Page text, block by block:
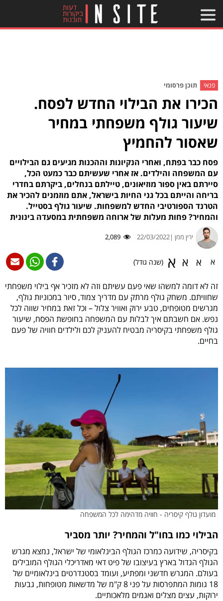
פנאי תוכן פרסומי
הכירו את הבילוי החדש לפסח.
שיעור גולף משפחתי במחיר
שאסור להחמיץ
פסח כבר בפתח, ואחרי הנקיונות וההכנות מגיעים גם הבילויים
עם המשפחה והילדים. אז אחרי שעשיתם כבר כמעט הכל,
סיירתם באין ספור מוזיאונים, טיילתם בנחלים, ביקרתם בחדרי
בריחה והייתם בכל גני החיות בישראל, אתם מוזמנים להכיר את
הטרנד הספורטיבי החדש למשפחות. שיעור גולף בסטייל.
והמחיר? פחות מעלות של ארוחה משפחתית במסעדה בינונית
ירין ממן |22/03/2022
2,089
א א א א (שנה גודל)
זה לא דומה למשהו שאי פעם עשיתם וזה לא מזכיר אף בילוי משפחתי
שחוויתם. משחק גולף מרתק עם מדריך צמוד, סיור במכוניות גולף,
מגרשים מטופחים, טבע ירוק ואוויר צלול – וכל זאת במחיר שווה לכל
נפש. אם חשבתם איך לבלות עם המשפחה בחופשת הפסח, שיעור
גולף משפחתי בקיסריה מבטיח להעניק לכם ולילדים חוויה של פעם
בחיים.
מועדון גולף קיסריה - חוויה מדהימה לכל המשפחה
הבילוי כמו בחו"ל והמחיר? יותר מסביר
בקיסריה, שידועה כמרכז הגולף הבינלאומי של ישראל, נמצא מגרש
הגולף הגדול בארץ בעיצובו של פיט דאי מאדריכלי הגולף המובילים
בעולם. המגרש חדשני ומפתיע, ועומד בסטנדרטים בינלאומיים של
18 גומות המתפרסות על פני 8 ק"מ של מדשאות מטופחות, גבעות
ירוקות, עצים מצלים ואגמים מלאכותיים.